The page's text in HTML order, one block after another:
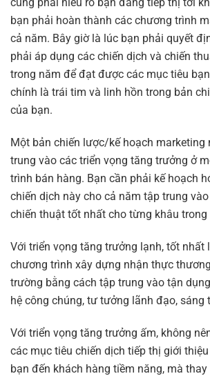
bạn phải hoàn thành các chương trình
cả năm. Bây giờ là lúc bạn phải quyết
phải áp dụng các chiến dịch và chiến
trong năm để đạt được các mục tiêu
chính là trái tim và linh hồn trong bản
của bạn.
Một bản chiến lược/kế hoạch marketing
trung vào các triển vọng tăng trưởng ở
trình bán hàng. Bạn cần phải kế hoạch
chiến dịch này cho cả năm tập trung
chiến thuật tốt nhất cho từng khâu
Với triển vọng tăng trưởng lạnh, tốt nhất
chương trình xây dựng nhận thực
trường bằng cách tập trung vào tận
hệ công chúng, tư tưởng lãnh đạo, sáng
Với triển vọng tăng trưởng ấm, không
các mục tiêu chiến dịch tiếp thị giới
bạn đến khách hàng tiềm năng, mà